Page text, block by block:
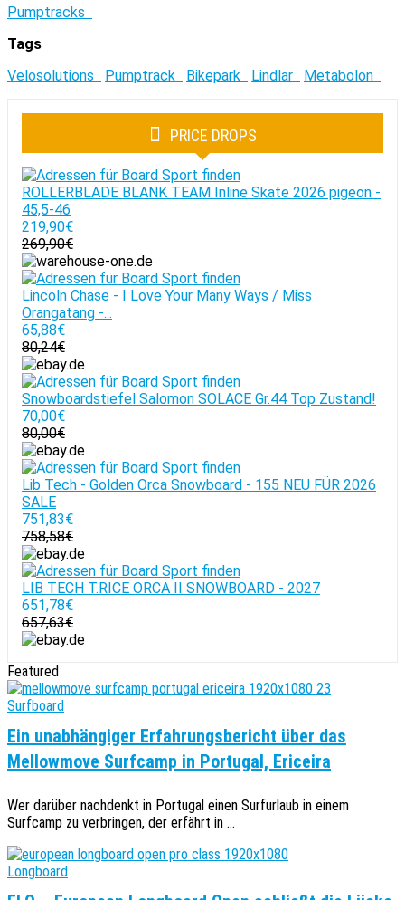
Pumptracks
Tags
Velosolutions
Pumptrack Bikepark Lindlar Metabolon
PRICE DROPS
ROLLERBLADE BLANK TEAM Inline Skate 2026 pigeon -
45,5-46
219,90€
269,90€
Lincoln Chase - I Love Your Many Ways / Miss
Orangatang -...
65,88€
80,24€
Snowboardstiefel Salomon SOLACE Gr.44 Top Zustand!
70,00€
80,00€
Lib Tech - Golden Orca Snowboard - 155 NEU FÜR 2026
SALE
751,83€
758,58€
LIB TECH T.RICE ORCA II SNOWBOARD - 2027
651,78€
657,63€
Featured
Surfboard
Ein unabhängiger Erfahrungsbericht über das
Mellowmove Surfcamp in Portugal, Ericeira
Wer darüber nachdenkt in Portugal einen Surfurlaub in einem
Surfcamp zu verbringen, der erfährt in ...
Longboard